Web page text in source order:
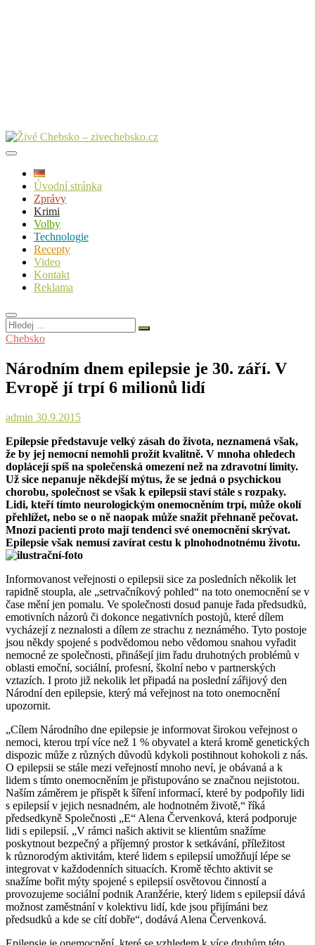
Úvodní stránka
Zprávy
Krimi
Volby
Technologie
Recepty
Video
Kontakt
Reklama
Hledej
…
Chebsko
Národním dnem epilepsie je 30. září. V
Evropě jí trpí 6 milionů lidí
admin 30.9.2015
Epilepsie představuje velký zásah do života, neznamená však,
že by jej nemocní nemohli prožít kvalitně. V mnoha ohledech
doplácejí spíš na společenská omezení než na zdravotní limity.
Už sice nepanuje někdejší mýtus, že se jedná o psychickou
chorobu, společnost se však k epilepsii staví stále s rozpaky.
Lidi, kteří tímto neurologickým onemocněním trpí, může okolí
přehlížet, nebo se o ně naopak může snažit přehnaně pečovat.
Mnozí pacienti proto mají tendenci své onemocnění skrývat.
Epilepsie však nemusí zavírat cestu k plnohodnotnému životu.
Informovanost veřejnosti o epilepsii sice za posledních několik let
rapidně stoupla, ale „setrvačníkový pohled“ na toto onemocnění se v
čase mění jen pomalu. Ve společnosti dosud panuje řada předsudků,
emotivních názorů či dokonce negativních postojů, které dílem
vycházejí z neznalosti a dílem ze strachu z neznámého. Tyto postoje
jsou někdy spojené s podvědomou nebo vědomou snahou vyřadit
nemocné ze společnosti, přinášejí jim řadu druhotných problémů v
oblasti emoční, sociální, profesní, školní nebo v partnerských
vztazích. I proto již nekolik let připadá na poslední zářijový den
Národní den epilepsie, který má veřejnost na toto onemocnění
upozornit.
„Cílem Národního dne epilepsie je informovat širokou veřejnost o
nemoci, kterou trpí více než 1 % obyvatel a která kromě genetických
dispozic může z různých důvodů kdykoli postihnout kohokoli z nás.
O epilepsii se stále mezi veřejností mnoho neví, je obávaná a k
lidem s tímto onemocněním je přistupováno se značnou nejistotou.
Naším záměrem je přispět k šíření informací, které by podpořily lidi
s epilepsií v jejich nesnadném, ale hodnotném životě,“ říká
předsedkyně Společnosti „E“ Alena Červenková, která podporuje
lidi s epilepsií. „V rámci našich aktivit se klientům snažíme
poskytnout bezpečný a příjemný prostor k setkávání, příležitost
k různorodým aktivitám, které lidem s epilepsií umožňují lépe se
integrovat v každodenních situacích. Kromě těchto aktivit se
snažíme bořit mýty spojené s epilepsií osvětovou činností a
provozujeme sociální podnik Aranžérie, který lidem s epilepsií dává
možnost zaměstnání v kolektivu lidí, kde jsou přijímáni bez
předsudků a kde se cítí dobře“, dodává Alena Červenková.